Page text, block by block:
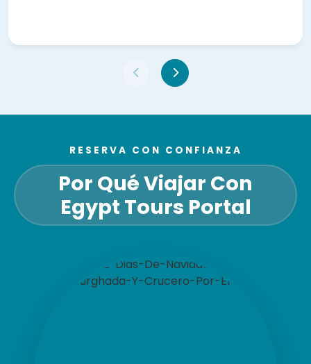
RESERVA CON CONFIANZA
Por Qué Viajar Con
Egypt Tours Portal